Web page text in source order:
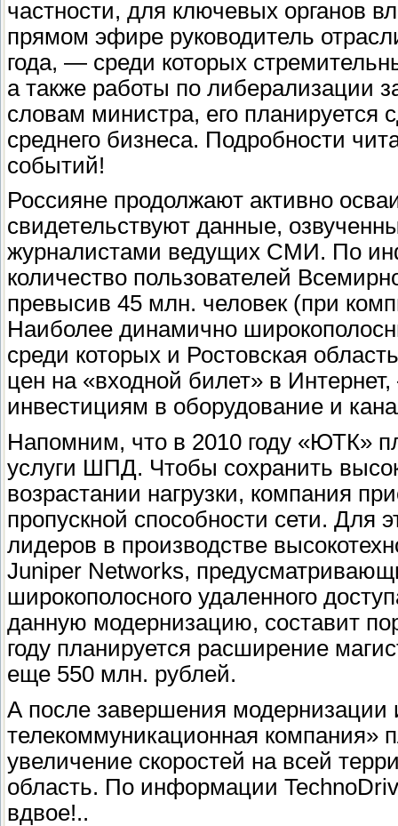
частности, для ключевых органов
прямом эфире руководитель
года, — среди которых
а также работы по либерализации
словам министра, его
среднего бизнеса. Подробности
событий!
Россияне продолжают активно
свидетельствуют данные,
журналистами ведущих СМИ. По
количество пользователей
превысив 45 млн. человек (при
Наиболее динамично
среди которых и Ростовская
цен на «входной билет» в
инвестициям в оборудование и
Напомним, что в 2010 году «ЮТК»
услуги ШПД. Чтобы сохранить
возрастании нагрузки, компания
пропускной способности сети. Для
лидеров в производстве
Juniper Networks,
широкополосного удаленного
данную модернизацию, составит
году планируется расширение
еще 550 млн. рублей.
А после завершения модернизации
телекоммуникационная компания»
увеличение скоростей на всей
область. По информации
вдвое!..